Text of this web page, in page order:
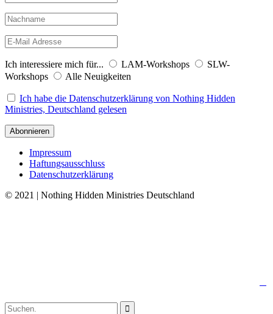
Ich interessiere mich für... LAM-Workshops
SLW-
Workshops
Alle Neuigkeiten
Ich habe die Datenschutzerklärung von Nothing Hidden
Ministries, Deutschland gelesen
Impressum
Haftungsausschluss
Datenschutzerklärung
© 2021 | Nothing Hidden Ministries Deutschland
